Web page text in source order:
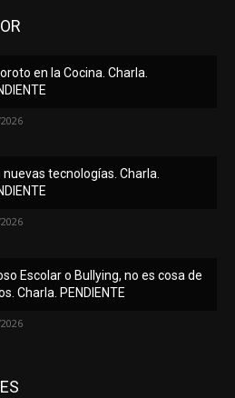
en la Cocina. Charla.
nuevas tecnologías. Charla.
Escolar o Bullying, no es cosa de
Charla. PENDIENTE